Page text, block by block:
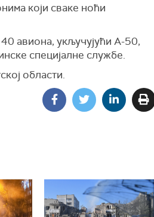
који сваке ноћи
авиона, укључујући А-50,
специјалне службе.
области.